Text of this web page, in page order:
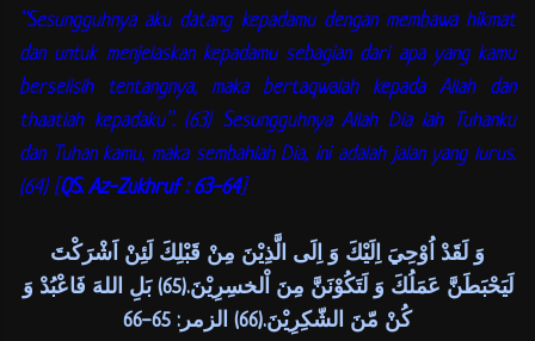
“Sesungguhnya aku datang kepadamu dengan membawa hikmat
dan untuk menjelaskan kepadamu sebagian dari apa yang kamu
berselisih tentangnya, maka bertaqwalah kepada Allah dan
thaatlah kepadaku”. (63) Sesungguhnya Allah Dia lah Tuhanku
dan Tuhan kamu, maka sembahlah Dia, ini adalah jalan yang lurus.
(64) [QS. Az-Zukhruf : 63-64]
وَ لَقَدْ اُوْحِيَ اِلَيْكَ وَ اِلَى الَّذِيْنَ مِنْ قَبْلِكَ لَئِنْ اَشْرَكْتَ
لَيَحْبَطَنَّ عَمَلُكَ وَ لَتَكُوْنَنَّ مِنَ اْلخسِرِيْنَ.(65) بَلِ اللهَ فَاعْبُدْ وَ
كُنْ مّنَ الشّكِرِيْنَ.(66) الزمر: 65-66